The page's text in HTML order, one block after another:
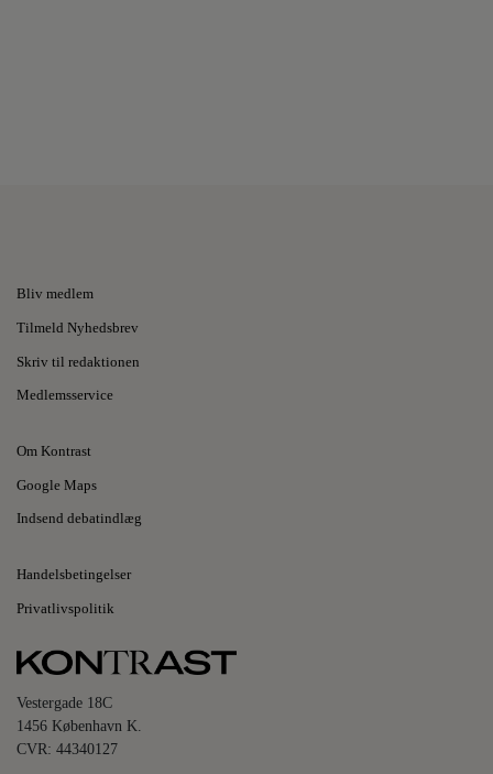
Bliv medlem
Tilmeld Nyhedsbrev
Skriv til redaktionen
Medlemsservice
Om Kontrast
Google Maps
Indsend debatindlæg
Handelsbetingelser
Privatlivspolitik
Vestergade 18C
1456 København K.
CVR: 44340127